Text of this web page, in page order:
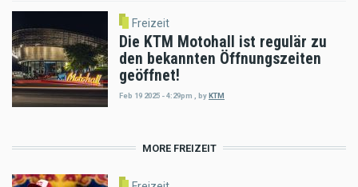
Freizeit
Die KTM Motohall ist regulär zu
den bekannten Öffnungszeiten
geöffnet!
Feb 19 2025 - 4:29pm byKTM
MORE FREIZEIT